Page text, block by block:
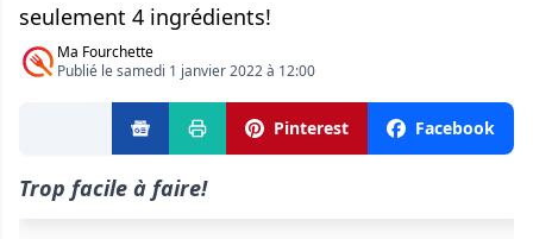
seulement 4 ingrédients!
Ma Fourchette
Publié le samedi 1 janvier 2022 à 12:00
Pinterest Facebook
Trop facile à faire!